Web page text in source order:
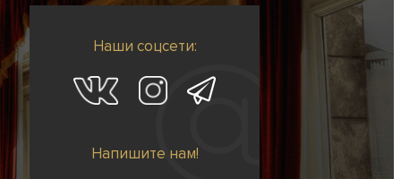
Наши соцсети:
Напишите нам!